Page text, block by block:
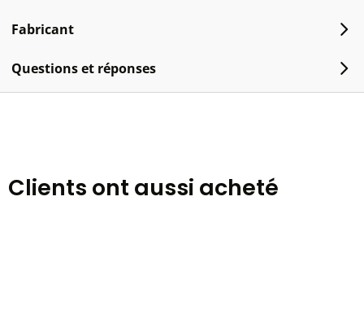
Fabricant
Questions et réponses
Clients ont aussi acheté